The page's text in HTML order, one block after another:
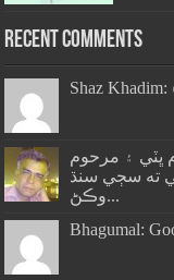
Recent Comments
Shaz
ڀٽي ۽ مرحوم
ته سڄي سنڌ
وڪڻ...
Bhagumal: